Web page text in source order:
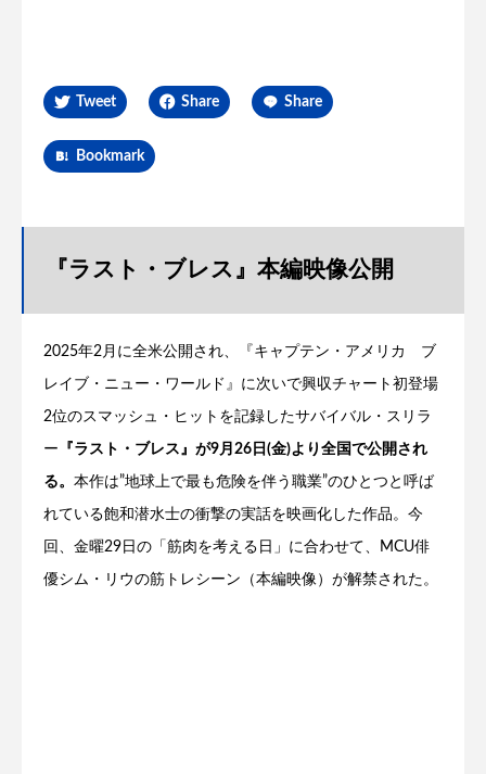
Tweet Share Share
Bookmark
『ラスト・ブレス』本編映像公開
2025年2月に全米公開され、『キャプテン・アメリカ ブ
レイブ・ニュー・ワールド』に次いで興収チャート初登場
2位のスマッシュ・ヒットを記録したサバイバル・スリラ
ー 『ラスト・ブレス』が9月26日(金)より全国で公開され
る。 本作は”地球上で最も危険を伴う職業”のひとつと呼ば
れている飽和潜水士の衝撃の実話を映画化した作品。今
回、金曜29日の「筋肉を考える日」に合わせて、MCU俳
優シム・リウの筋トレシーン（本編映像）が解禁された。